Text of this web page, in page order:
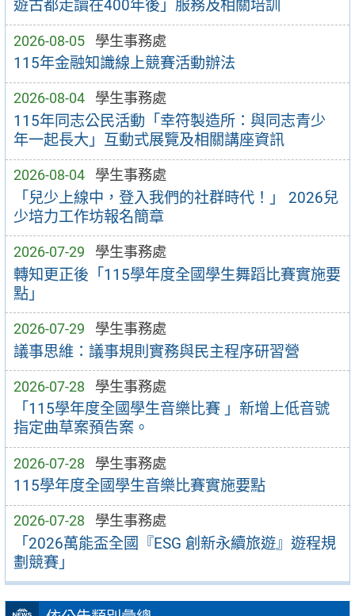
遊古都走讀在400年後」服務及相關培訓
2026-08-05 學生事務處
115年金融知識線上競賽活動辦法
2026-08-04 學生事務處
115年同志公民活動「幸符製造所：與同志青少
年一起長大」互動式展覽及相關講座資訊
2026-08-04 學生事務處
「兒少上線中，登入我們的社群時代！」 2026兒
少培力工作坊報名簡章
2026-07-29 學生事務處
轉知更正後「115學年度全國學生舞蹈比賽實施要
點」
2026-07-29 學生事務處
議事思維：議事規則實務與民主程序研習營
2026-07-28 學生事務處
「115學年度全國學生音樂比賽 」新增上低音號
指定曲草案預告案。
2026-07-28 學生事務處
115學年度全國學生音樂比賽實施要點
2026-07-28 學生事務處
「2026萬能盃全國『ESG 創新永續旅遊』遊程規
劃競賽」